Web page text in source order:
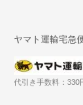
ヤマト運輸宅急
代引き手数料：330